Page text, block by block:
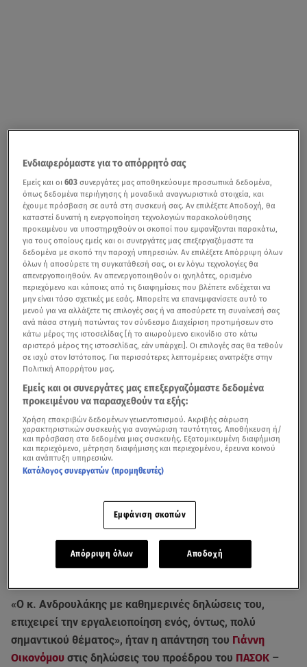
«Ο κ. Ανδρουλάκης με καθημερινές δηλώσεις του,
επιχειρεί την εργαλειοποίηση ενός, όντως, πολύ
σημαντικού θέματος», ήταν η απάντηση του Γιάννη
Οικονόμου στις δηλώσεις του προέδρου του ΠΑΣΟΚ –
Ενδιαφερόμαστε για το απόρρητό σας
Εμείς και οι603 συνεργάτες μας αποθηκεύουμε προσωπικά δεδομένα,
όπως δεδομένα περιήγησης ή μοναδικά αναγνωριστικά στοιχεία, και
έχουμε πρόσβαση σε αυτά στη συσκευή σας. Αν επιλέξετε Αποδοχή, θα
καταστεί δυνατή η ενεργοποίηση τεχνολογιών παρακολούθησης
προκειμένου να υποστηριχθούν οι σκοποί που εμφανίζονται παρακάτω,
για τους οποίους εμείς και οι συνεργάτες μας επεξεργαζόμαστε τα
δεδομένα με σκοπό την παροχή υπηρεσιών. Αν επιλέξετε Απόρριψη όλων
όλων ή αποσύρετε τη συγκατάθεσή σας, οι εν λόγω τεχνολογίες θα
απενεργοποιηθούν. Αν απενεργοποιηθούν οι ιχνηλάτες, ορισμένο
περιεχόμενο και κάποιες από τις διαφημίσεις που βλέπετε ενδέχεται να
μην είναι τόσο σχετικές με εσάς. Μπορείτε να επανεμφανίσετε αυτό το
μενού για να αλλάξετε τις επιλογές σας ή να αποσύρετε τη συναίνεσή σας
ανά πάσα στιγμή πατώντας τον σύνδεσμο Διαχείριση προτιμήσεων στο
κάτω μέρος της ιστοσελίδας [ή το αιωρούμενο εικονίδιο στο κάτω
αριστερό μέρος της ιστοσελίδας, εάν υπάρχει]. Οι επιλογές σας θα τεθούν
σε ισχύ στον Ιστότοπος. Για περισσότερες λεπτομέρειες ανατρέξτε στην
Πολιτική Απορρήτου μας.
Εμείς και οι συνεργάτες μας επεξεργαζόμαστε δεδομένα
προκειμένου να παρασχεθούν τα εξής:
Χρήση επακριβών δεδομένων γεωεντοπισμού. Ακριβής σάρωση
χαρακτηριστικών συσκευής για αναγνώριση ταυτότητας. Αποθήκευση ή/
και πρόσβαση στα δεδομένα μιας συσκευής. Εξατομικευμένη διαφήμιση
και περιεχόμενο, μέτρηση διαφήμισης και περιεχομένου, έρευνα κοινού
και ανάπτυξη υπηρεσιών.
Κατάλογος συνεργατών (προμηθευτές)
Εμφάνιση σκοπών
Απόρριψη όλων Αποδοχή